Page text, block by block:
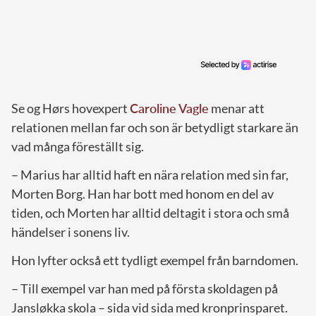
Se og Hørs hovexpertCaroline Vagle menar att
relationen mellan far och son är betydligt starkare än
vad många föreställt sig.
– Marius har alltid haft en nära relation med sin far,
Morten Borg. Han har bott med honom en del av
tiden, och Morten har alltid deltagit i stora och små
händelser i sonens liv.
Hon lyfter också ett tydligt exempel från barndomen.
– Till exempel var han med på första skoldagen på
Jansløkka skola – sida vid sida med kronprinsparet.